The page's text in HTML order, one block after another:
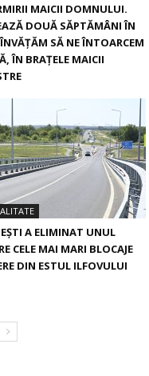
MAICII DOMNULUI.
DOUĂ SĂPTĂMÂNI ÎN
ÎNVĂŢĂM SĂ NE ÎNTOARCEM
ÎN BRAŢELE MAICII
A ELIMINAT UNUL
CELE MAI MARI BLOCAJE
DIN ESTUL ILFOVULUI